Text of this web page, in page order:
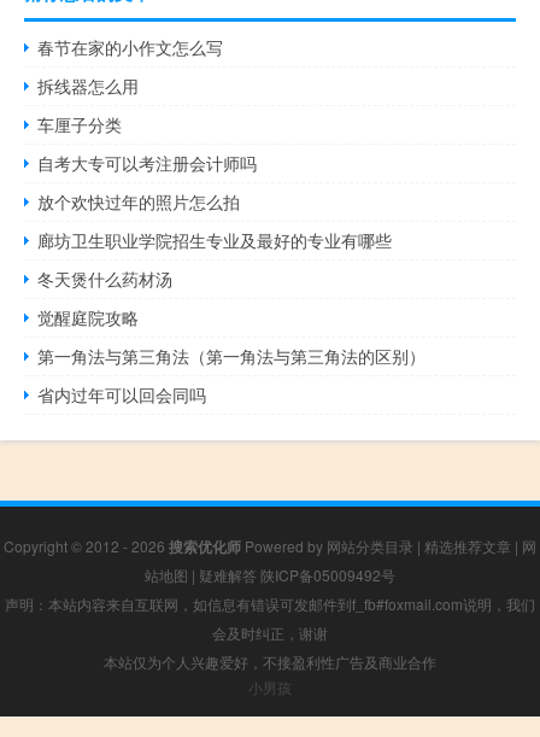
春节在家的小作文怎么写
拆线器怎么用
车厘子分类
自考大专可以考注册会计师吗
放个欢快过年的照片怎么拍
廊坊卫生职业学院招生专业及最好的专业有哪些
冬天煲什么药材汤
觉醒庭院攻略
第一角法与第三角法（第一角法与第三角法的区别）
省内过年可以回会同吗
Copyright © 2012 - 2026 搜索优化师 Powered by 网站分类目录 | 精选推荐文章 | 网
站地图 | 疑难解答 陕ICP备05009492号
声明：本站内容来自互联网，如信息有错误可发邮件到f_fb#foxmail.com说明，我们
会及时纠正，谢谢
本站仅为个人兴趣爱好，不接盈利性广告及商业合作
小男孩